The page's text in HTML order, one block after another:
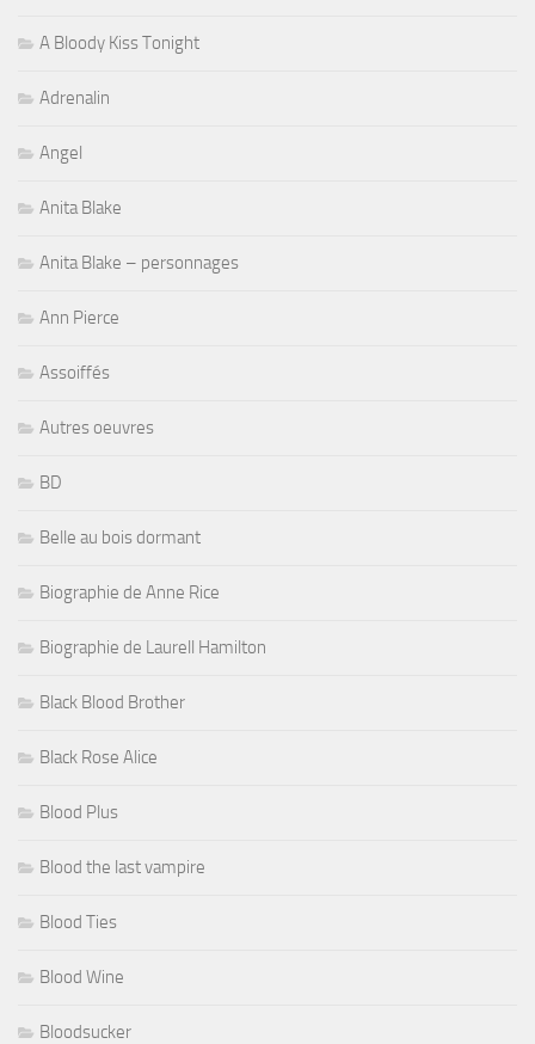
A Bloody Kiss Tonight
Adrenalin
Angel
Anita Blake
Anita Blake – personnages
Ann Pierce
Assoiffés
Autres oeuvres
BD
Belle au bois dormant
Biographie de Anne Rice
Biographie de Laurell Hamilton
Black Blood Brother
Black Rose Alice
Blood Plus
Blood the last vampire
Blood Ties
Blood Wine
Bloodsucker